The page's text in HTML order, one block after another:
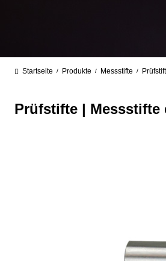
Startseite / Produkte / Messstifte /
Prüfstifte | Messstifte